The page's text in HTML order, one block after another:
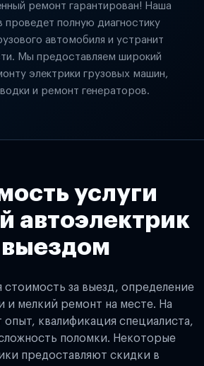
ремонт гарантирован! Наша
проведет полную диагностику
автомобиля и устранит
Мы предоставляем широкий
электрики грузовых машин,
и ремонт генераторов.
услуги
автоэлектрик
выездом
стоимость за выезд, определение
и мелкий ремонт на месте. На
квалификация специалиста,
поломки. Некоторые
предоставляют скидки в